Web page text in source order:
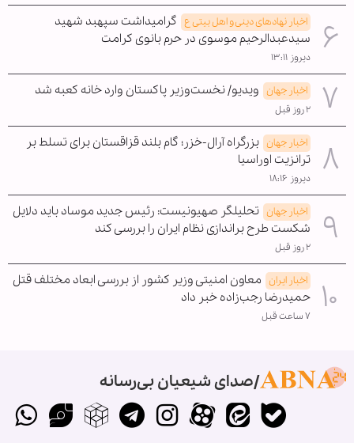
اخبار نهادهای دینی و اهل بیتی ع گرامیداشت سپهبد شهید
سیدعبدالرحیم موسوی در حرم بانوی کرامت
دیروز ۱۳:۱۱
اخبار جهان ویدیو/ نخست‌وزیر پاکستان وارد خانه کعبه شد
۲ روز قبل
اخبار جهان بزرگراه آرال-خزر؛ گام بلند قزاقستان برای تسلط بر
ترانزیت اوراسیا
دیروز ۱۸:۱۶
اخبار جهان تحلیلگر صهیونیست: رئیس جدید موساد باید دلایل
شکست طرح براندازی نظام ایران را بررسی کند
۲ روز قبل
اخبار ایران معاون امنیتی وزیر کشور از بررسی ابعاد مختلف قتل
حمیدرضا رجب‌زاده خبر داد
۷ ساعت قبل
صدای شیعیان بی‌رسانه